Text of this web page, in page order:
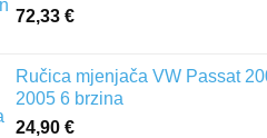
72,33 €
Ručica mjenjača VW Passat
2005 6 brzina
24,90 €